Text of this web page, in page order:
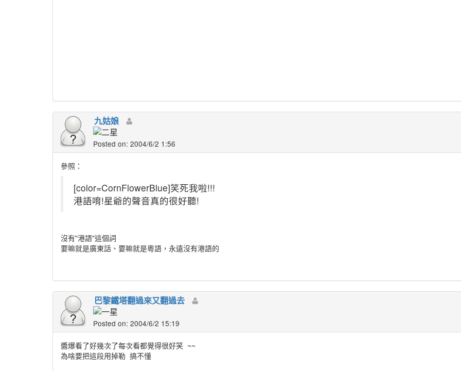
九姑娘
Posted on: 2004/6/2 1:56
參照：
[color=CornFlowerBlue]笑死我啦!!!
港語唷!星爺的聲音真的很好聽!
沒有"港語"這個詞
要嘛就是廣東話、要嘛就是粵語，永遠沒有港語的
巴黎鐵塔翻過來又翻過去
Posted on: 2004/6/2 15:19
醬爆看了好幾次了每次看都覺得很好笑 ~~
為啥要把這段用掉勒 搞不懂